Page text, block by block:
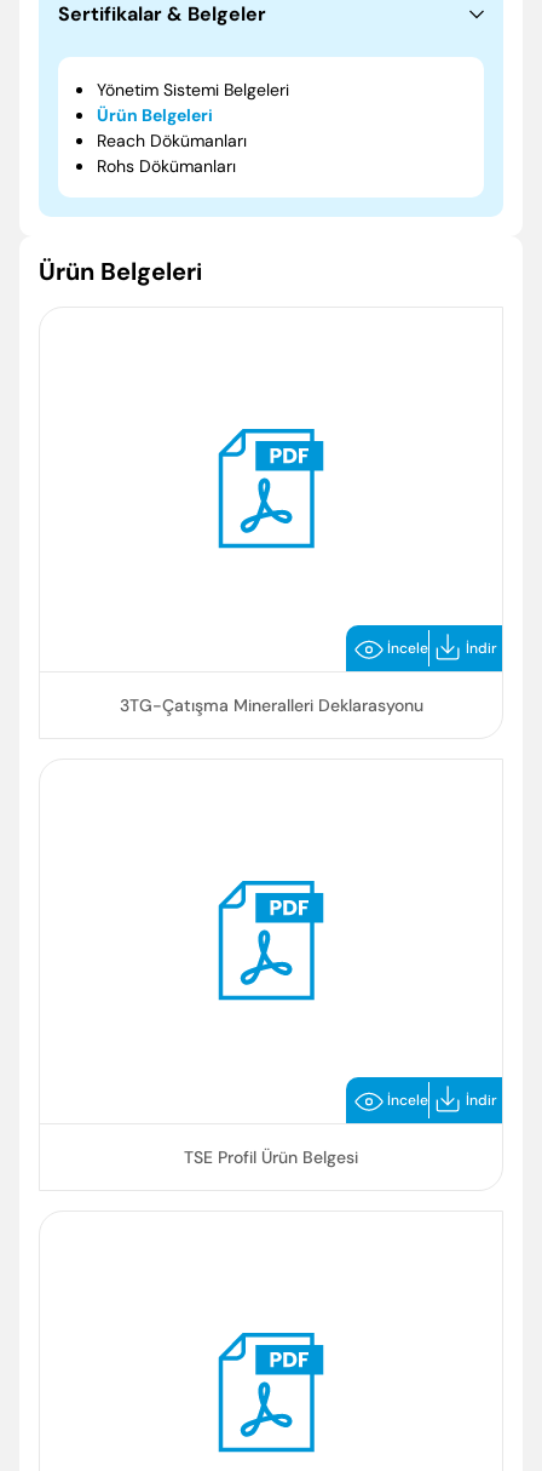
Sertifikalar & Belgeler
Yönetim Sistemi Belgeleri
Ürün Belgeleri
Reach Dökümanları
Rohs Dökümanları
Ürün Belgeleri
İncele İndir
3TG-Çatışma Mineralleri Deklarasyonu
İncele İndir
TSE Profil Ürün Belgesi